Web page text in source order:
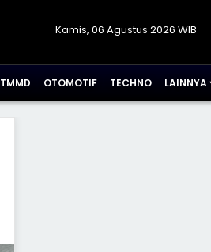
Kamis, 06 Agustus 2026 WIB
TMMD OTOMOTIF TECHNO LAINNYA